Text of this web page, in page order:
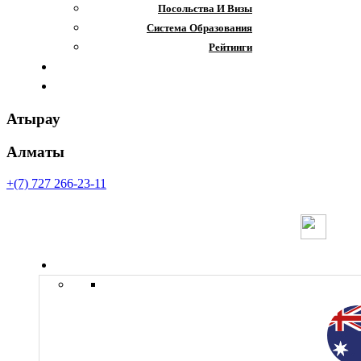
Посольства И Визы
Система Образования
Рейтинги
Атырау
Алматы
+(7) 727 266-23-11